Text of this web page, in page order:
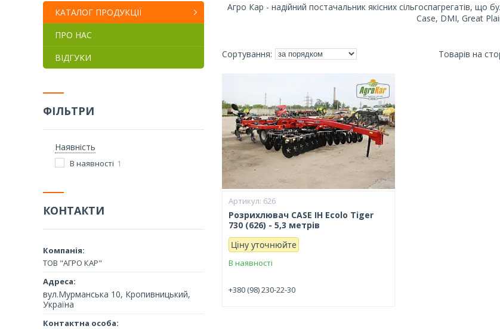
Агро Кар - надійний постачальник якісних сільгоспагрегатів,
Case, DMI, Great
626
Розрихлювач CASE IH Ecolo Tiger
730 (626) - 5,3 метрів
Ціну уточнюйте
В наявності
+380 (98) 230-22-30
КАТАЛОГ ПРОДУКЦІЇ
ПРО НАС
ВІДГУКИ
ФІЛЬТРИ
Наявність
В наявності 1
КОНТАКТИ
ТОВ "АГРО КАР"
вул.Мурманська 10, Кропивницький,
Україна